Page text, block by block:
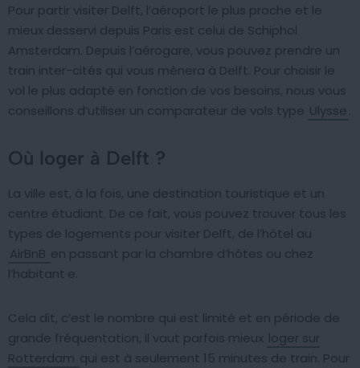
Pour partir visiter Delft, l’aéroport le plus proche et le
mieux desservi depuis Paris est celui de Schiphol
Amsterdam. Depuis l’aérogare, vous pouvez prendre un
train inter-cités qui vous mènera à Delft. Pour choisir le
vol le plus adapté en fonction de vos besoins, nous vous
conseillons d’utiliser un comparateur de vols type Ulysse
Où loger à Delft ?
La ville est, à la fois, une destination touristique et un
centre étudiant. De ce fait, vous pouvez trouver tous les
types de logements pour visiter Delft, de l’hôtel au
AirBnB en passant par la chambre d’hôtes ou chez
l’habitant·e.
Cela dit, c’est le nombre qui est limité et en période de
grande fréquentation, il vaut parfois mieux loger sur
Rotterdam qui est à seulement 15 minutes de train. Pour